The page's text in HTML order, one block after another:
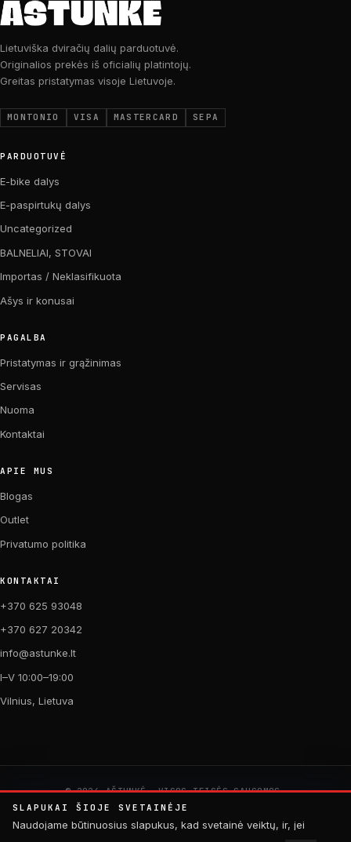
Lietuviška dviračių dalių parduotuvė.
Originalios prekės iš oficialių platintojų.
Greitas pristatymas visoje Lietuvoje.
MONTONIO VISA MASTERCARD SEPA
PARDUOTUVĖ
E-bike dalys
E-paspirtukų dalys
Uncategorized
BALNELIAI, STOVAI
Importas / Neklasifikuota
Ašys ir konusai
PAGALBA
Pristatymas ir grąžinimas
Servisas
Nuoma
Kontaktai
APIE MUS
Blogas
Outlet
Privatumo politika
KONTAKTAI
+370 625 93048
+370 627 20342
info@astunke.lt
I–V 10:00–19:00
Vilnius, Lietuva
© 2026 AŠTUNKĖ. VISOS TEISĖS SAUGOMOS.
PAGAMINTA SU MEILE DVIRAČIAMS. 🚴
by Digital Acid Studio
SLAPUKAI ŠIOJE SVETAINĖJE
Naudojame būtinuosius slapukus, kad svetainė veiktų, ir, jei